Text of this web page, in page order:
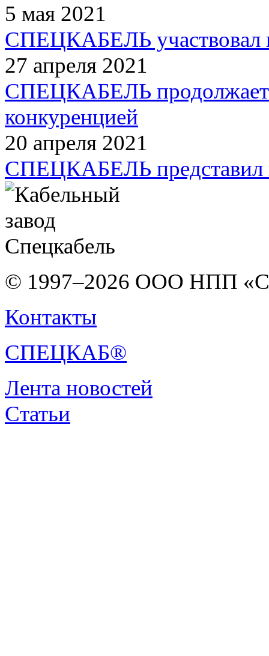
5 мая 2021
СПЕЦКАБЕЛЬ участвовал
27 апреля 2021
СПЕЦКАБЕЛЬ продолжает
конкуренцией
20 апреля 2021
СПЕЦКАБЕЛЬ представил
© 1997–2026 ООО НПП
Контакты
СПЕЦКАБ®
Лента новостей
Статьи